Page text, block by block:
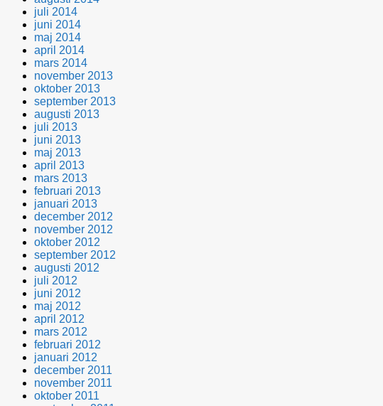
juli 2014
juni 2014
maj 2014
april 2014
mars 2014
november 2013
oktober 2013
september 2013
augusti 2013
juli 2013
juni 2013
maj 2013
april 2013
mars 2013
februari 2013
januari 2013
december 2012
november 2012
oktober 2012
september 2012
augusti 2012
juli 2012
juni 2012
maj 2012
april 2012
mars 2012
februari 2012
januari 2012
december 2011
november 2011
oktober 2011